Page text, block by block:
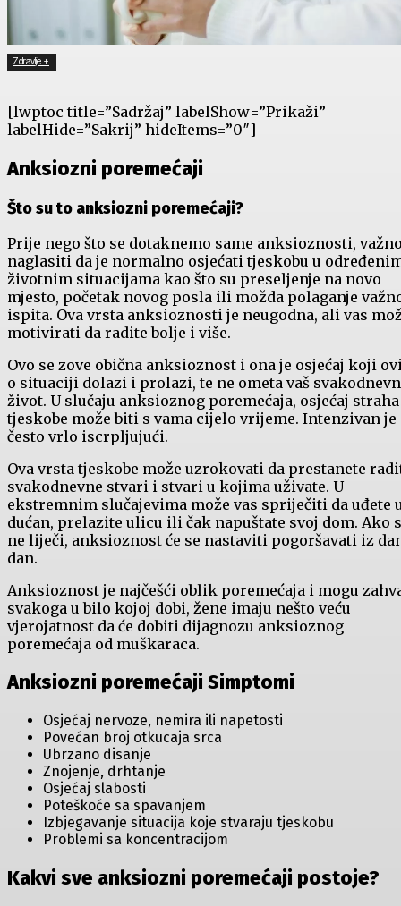
Zdravlje +
[lwptoc title=”Sadržaj” labelShow=”Prikaži”
labelHide=”Sakrij” hideItems=”0″]
Anksiozni poremećaji
Što su to anksiozni poremećaji?
Prije nego što se dotaknemo same anksioznosti,
naglasiti da je normalno osjećati tjeskobu u
životnim situacijama kao što su preseljenje na novo
mjesto, početak novog posla ili možda polaganje
ispita. Ova vrsta anksioznosti je neugodna, ali vas
motivirati da radite bolje i više.
Ovo se zove obična anksioznost i ona je osjećaj koji
o situaciji dolazi i prolazi, te ne ometa vaš
život. U slučaju anksioznog poremećaja, osjećaj
tjeskobe može biti s vama cijelo vrijeme. Intenzivan je
često vrlo iscrpljujući.
Ova vrsta tjeskobe može uzrokovati da prestanete
svakodnevne stvari i stvari u kojima uživate. U
ekstremnim slučajevima može vas spriječiti da uđete
dućan, prelazite ulicu ili čak napuštate svoj dom. Ako
ne liječi, anksioznost će se nastaviti pogoršavati iz
dan.
Anksioznost je najčešći oblik poremećaja i mogu
svakoga u bilo kojoj dobi, žene imaju nešto veću
vjerojatnost da će dobiti dijagnozu anksioznog
poremećaja od muškaraca.
Anksiozni poremećaji Simptomi
Osjećaj nervoze, nemira ili napetosti
Povećan broj otkucaja srca
Ubrzano disanje
Znojenje, drhtanje
Osjećaj slabosti
Poteškoće sa spavanjem
Izbjegavanje situacija koje stvaraju tjeskobu
Problemi sa koncentracijom
Kakvi sve anksiozni poremećaji postoje?